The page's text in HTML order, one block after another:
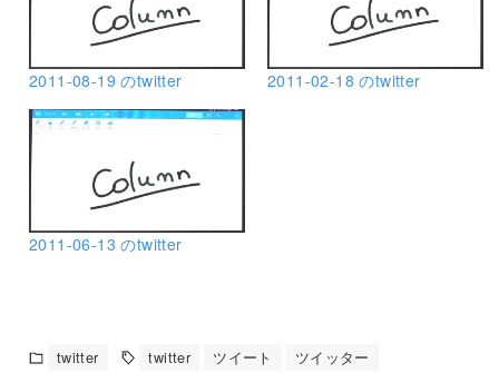
2011-08-19 のtwitter 2011-02-18 のtwitter
2011-06-13 のtwitter
twitter twitter ツイート ツイッター